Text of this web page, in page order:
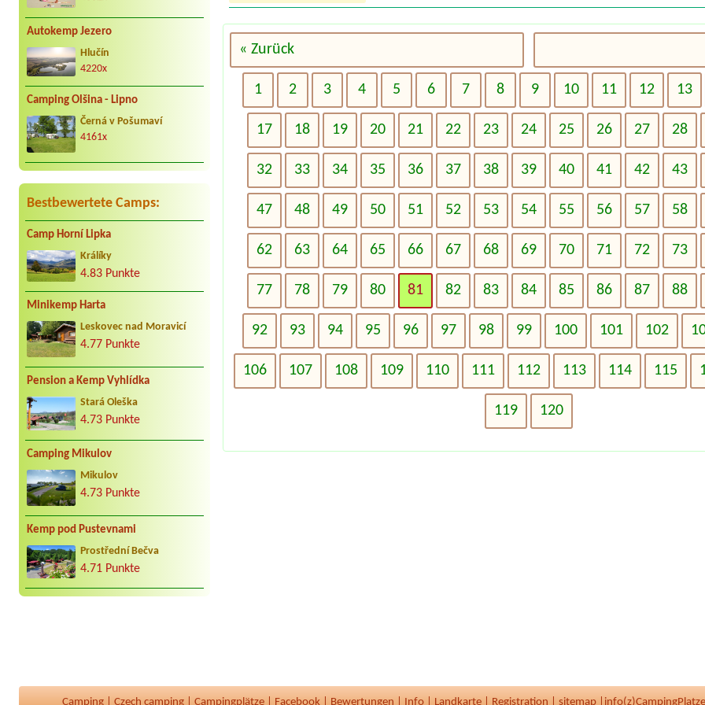
Autokemp Jezero
Hlučín
4220x
Camping Olšina - Lipno
Černá v Pošumaví
4161x
Bestbewertete Camps:
Camp Horní Lipka
Králíky
4.83 Punkte
Minikemp Harta
Leskovec nad Moravicí
4.77 Punkte
Pension a Kemp Vyhlídka
Stará Oleška
4.73 Punkte
Camping Mikulov
Mikulov
4.73 Punkte
Kemp pod Pustevnami
Prostřední Bečva
4.71 Punkte
« Zurück
1 2 3 4 5 6 7 8 9 10 11 12 13
17 18 19 20 21 22 23 24 25 26 27 28
32 33 34 35 36 37 38 39 40 41 42 43
47 48 49 50 51 52 53 54 55 56 57 58
62 63 64 65 66 67 68 69 70 71 72 73
77 78 79 80 81 82 83 84 85 86 87 88
92 93 94 95 96 97 98 99 100 101 102
106 107 108 109 110 111 112 113 114 115
119 120
Camping Czech camping Campingplätze Facebook Bewertungen Info Landkarte Registration sitemap